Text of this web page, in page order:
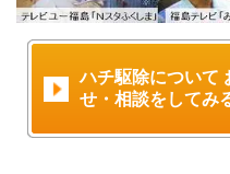
ハチ駆除について
せ・相談をしてみ